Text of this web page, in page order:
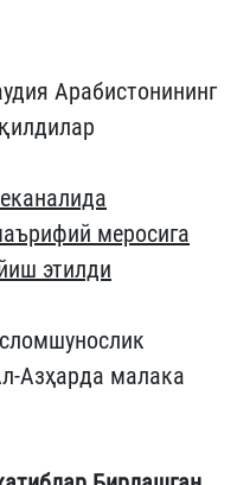
Арабистонининг
меросига
этилди
Азҳарда малака